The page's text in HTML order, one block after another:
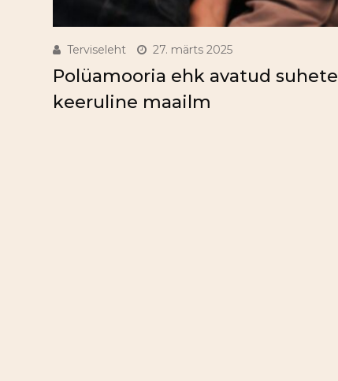
Terviseleht 27. märts 2025
Polüamooria ehk avatud suhete
keeruline maailm